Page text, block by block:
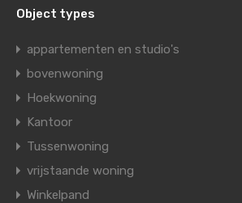
Object types
appartementen en studio's
bovenwoning
Hoekwoning
Kantoor
Tussenwoning
vrijstaande woning
Winkelpand